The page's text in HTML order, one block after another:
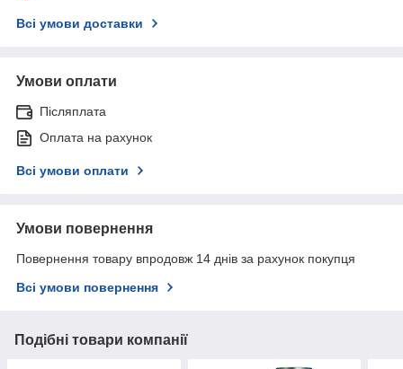
Всі умови доставки
Умови оплати
Післяплата
Оплата на рахунок
Всі умови оплати
Умови повернення
Повернення товару впродовж 14 днів за рахунок покупця
Всі умови повернення
Подібні товари компанії